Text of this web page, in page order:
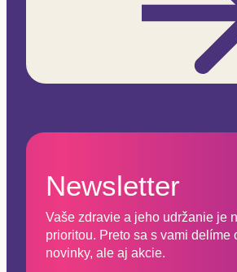
Newsletter
Vaše zdravie a jeho udržanie je
prioritou. Preto sa s vami delíme
novinky, ale aj akcie.